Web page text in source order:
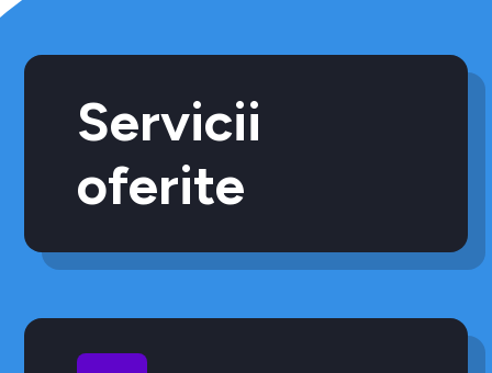
Servicii
oferite